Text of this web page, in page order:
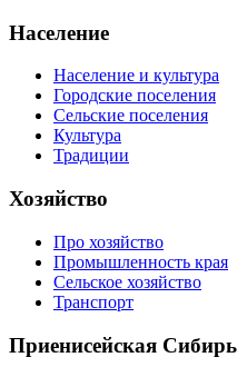
Население
Население и культура
Городские поселения
Сельские поселения
Культура
Традиции
Хозяйство
Про хозяйство
Промышленность края
Сельское хозяйство
Транспорт
Приенисейская Сибирь